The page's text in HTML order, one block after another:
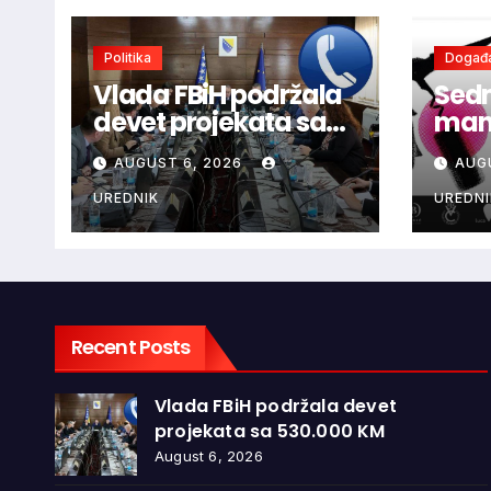
Politika
Vlada FBiH podržala
devet projekata sa
530.000 KM
AUGUST 6, 2026
UREDNIK
Recent Posts
Vlada FBiH podržala devet
projekata sa 530.000 KM
August 6, 2026